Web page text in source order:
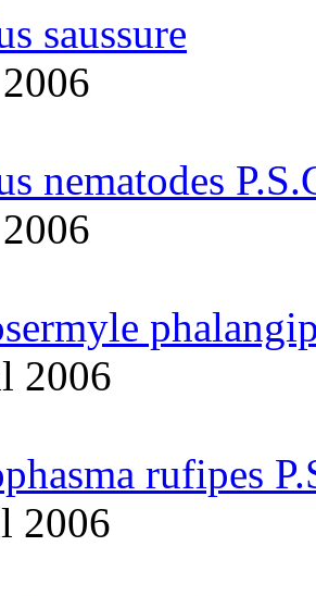
saussure
nematodes
2006
rufipes
2006